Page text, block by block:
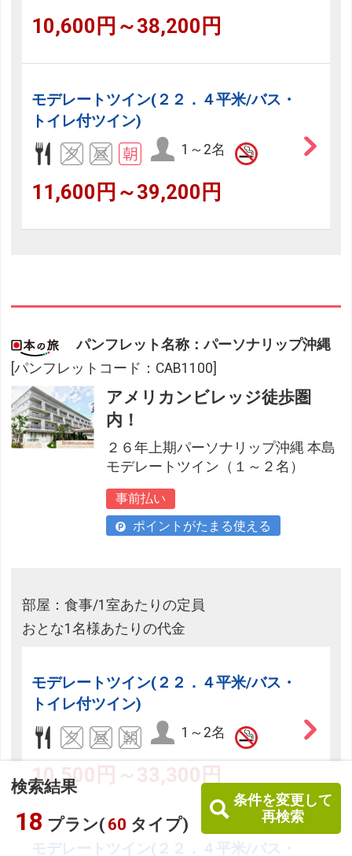
検索結果
18 プラン( 60 タイプ)
条件を変更して
再検索
10,600円～38,200円
モデレートツイン(２２．４平米/バス・
トイレ付ツイン)
1～2名
11,600円～39,200円
パンフレット名称：パーソナリップ沖縄
[パンフレットコード：CAB1100]
アメリカンビレッジ徒歩圏
内！
２６年上期パーソナリップ沖縄 本島
モデレートツイン（１～２名）
事前払い
ポイントがたまる使える
部屋：食事/1室あたりの定員
おとな1名様あたりの代金
モデレートツイン(２２．４平米/バス・
トイレ付ツイン)
1～2名
10,500円～33,300円
モデレートツイン(２２．４平米/バス・